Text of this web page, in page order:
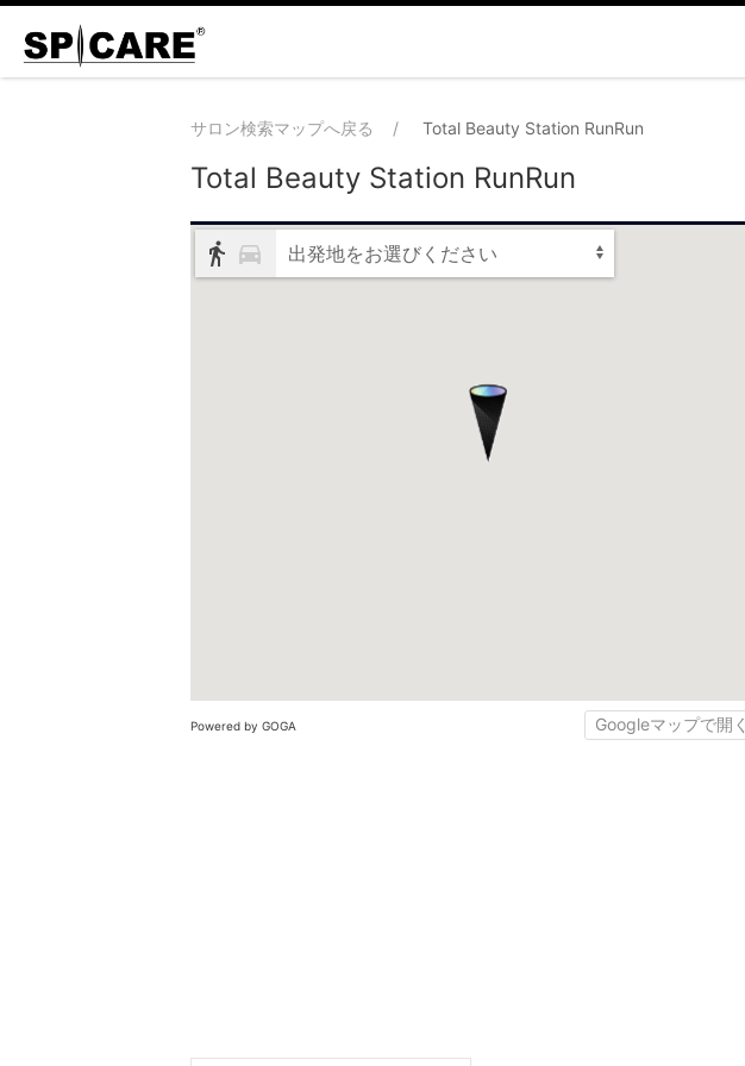
サロン検索マップへ戻る Total Beauty Station RunRun
Total Beauty Station RunRun
出発地をお選びください
Powered by GOGA Googleマップで開く